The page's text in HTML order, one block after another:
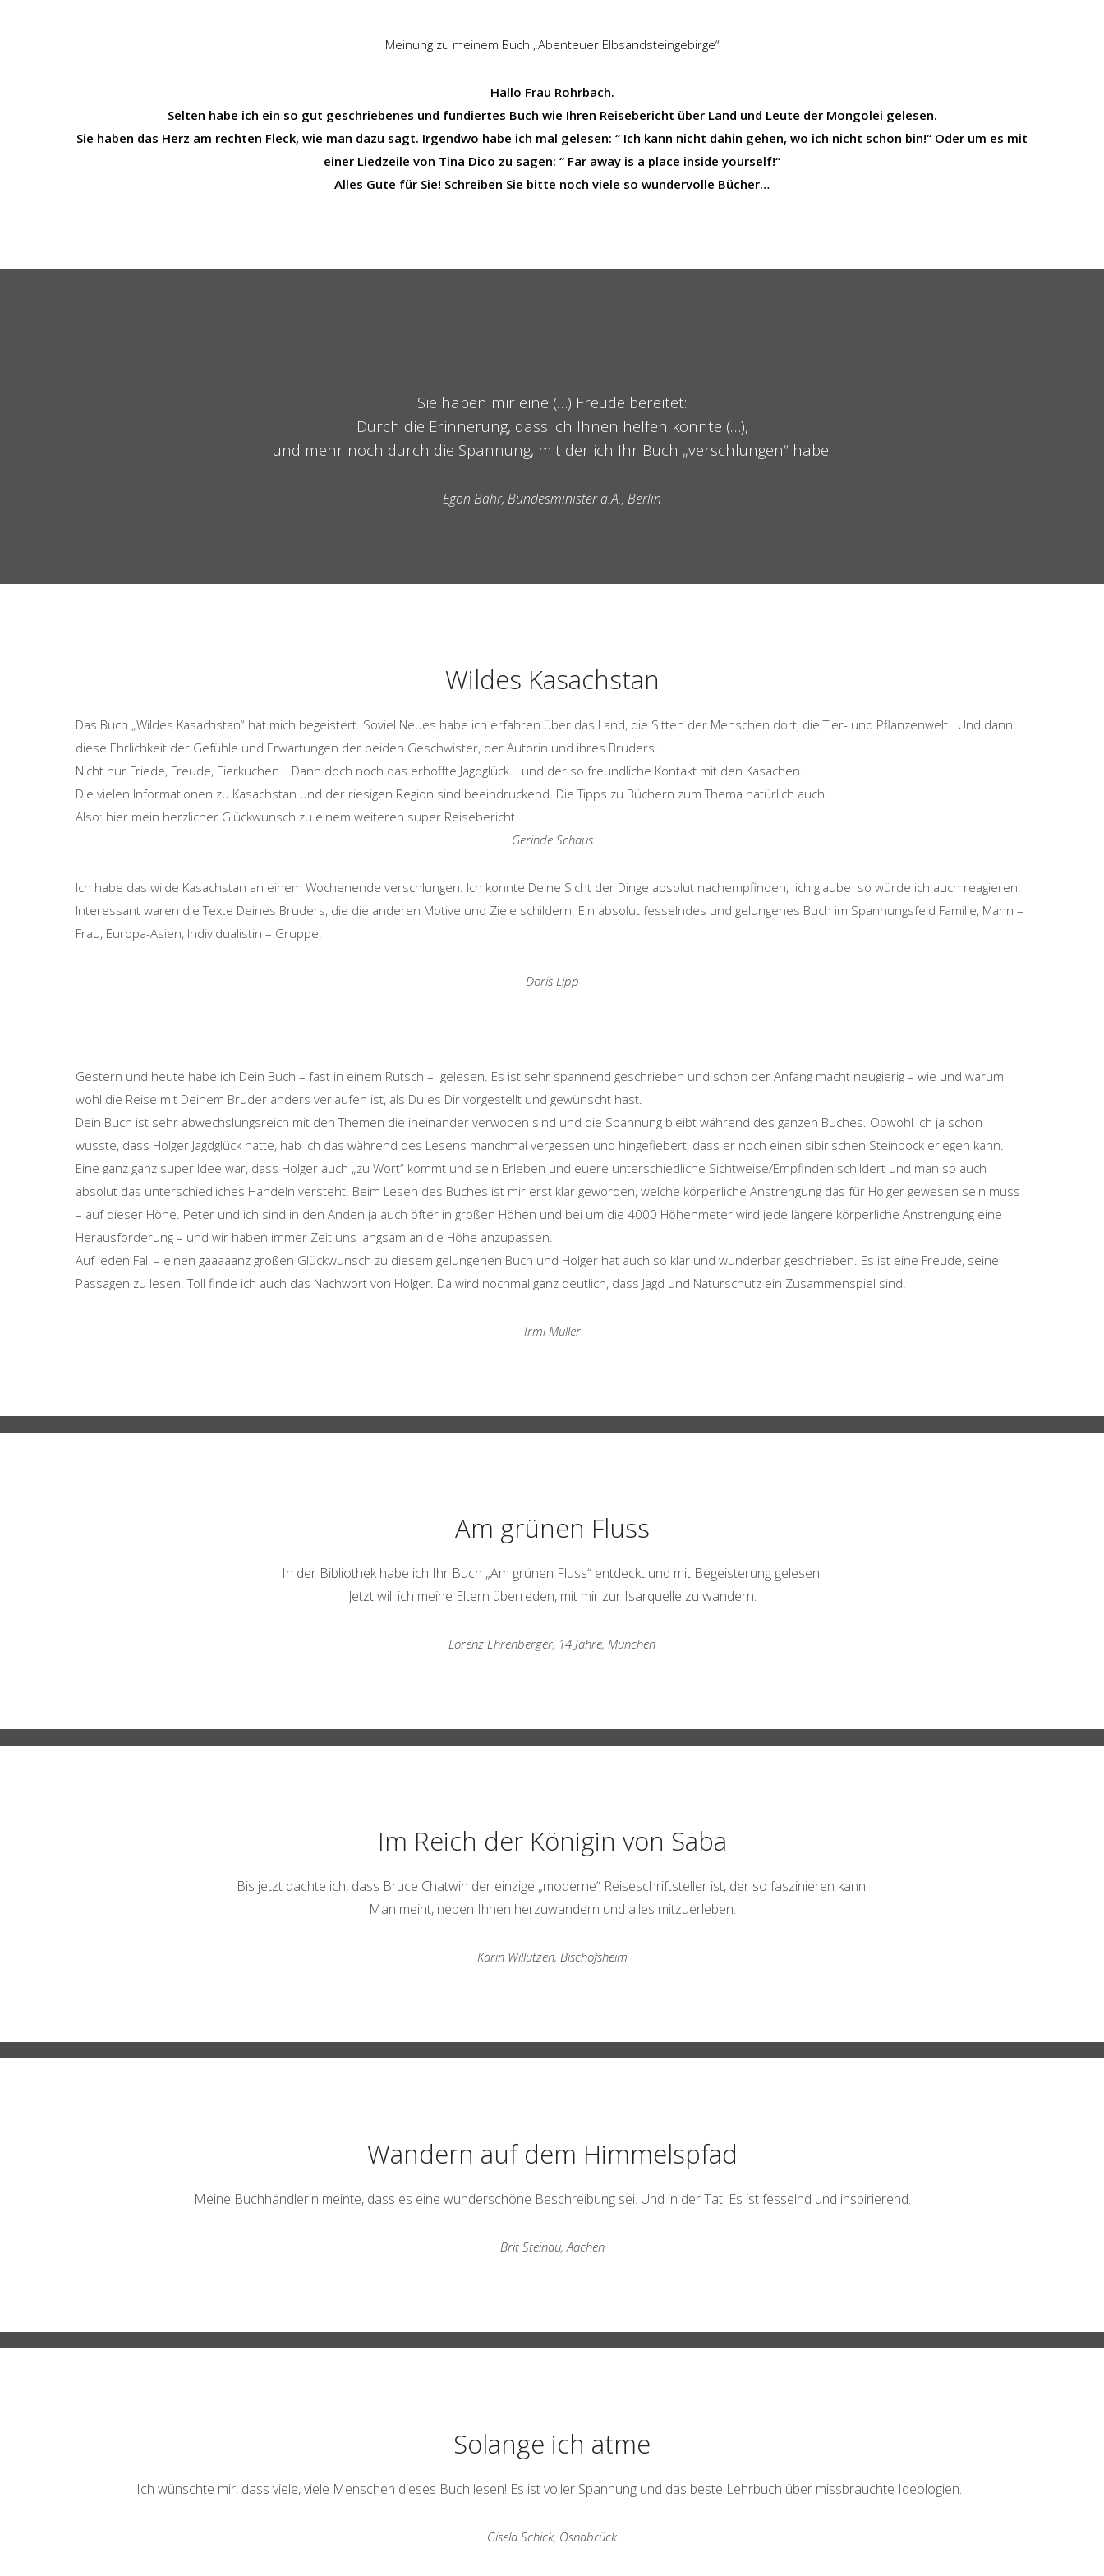
Meinung zu meinem Buch „Abenteuer Elbsandsteingebirge“
Hallo Frau Rohrbach.
Selten habe ich ein so gut geschriebenes und fundiertes Buch wie Ihren Reisebericht über Land und Leute der Mongolei gelesen.
Sie haben das Herz am rechten Fleck, wie man dazu sagt. Irgendwo habe ich mal gelesen: “ Ich kann nicht dahin gehen, wo ich nicht schon bin!“ Oder um es mit
einer Liedzeile von Tina Dico zu sagen: “ Far away is a place inside yourself!“
Alles Gute für Sie! Schreiben Sie bitte noch viele so wundervolle Bücher…
Sie haben mir eine (…) Freude bereitet:
Durch die Erinnerung, dass ich Ihnen helfen konnte (…),
und mehr noch durch die Spannung, mit der ich Ihr Buch „verschlungen“ habe.
Egon Bahr, Bundesminister a.A., Berlin
Wildes Kasachstan
Das Buch „Wildes Kasachstan“ hat mich begeistert. Soviel Neues habe ich erfahren über das Land, die Sitten der Menschen dort, die Tier- und Pflanzenwelt. Und dann
diese Ehrlichkeit der Gefühle und Erwartungen der beiden Geschwister, der Autorin und ihres Bruders.
Nicht nur Friede, Freude, Eierkuchen… Dann doch noch das erhoffte Jagdglück… und der so freundliche Kontakt mit den Kasachen.
Die vielen Informationen zu Kasachstan und der riesigen Region sind beeindruckend. Die Tipps zu Büchern zum Thema natürlich auch.
Also: hier mein herzlicher Glückwunsch zu einem weiteren super Reisebericht.
Gerinde Schaus
Ich habe das wilde Kasachstan an einem Wochenende verschlungen. Ich konnte Deine Sicht der Dinge absolut nachempfinden, ich glaube so würde ich auch reagieren.
Interessant waren die Texte Deines Bruders, die die anderen Motive und Ziele schildern. Ein absolut fesselndes und gelungenes Buch im Spannungsfeld Familie, Mann –
Frau, Europa-Asien, Individualistin – Gruppe.
Doris Lipp
Gestern und heute habe ich Dein Buch – fast in einem Rutsch – gelesen. Es ist sehr spannend geschrieben und schon der Anfang macht neugierig – wie und warum
wohl die Reise mit Deinem Bruder anders verlaufen ist, als Du es Dir vorgestellt und gewünscht hast.
Dein Buch ist sehr abwechslungsreich mit den Themen die ineinander verwoben sind und die Spannung bleibt während des ganzen Buches. Obwohl ich ja schon
wusste, dass Holger Jagdglück hatte, hab ich das während des Lesens manchmal vergessen und hingefiebert, dass er noch einen sibirischen Steinbock erlegen kann.
Eine ganz ganz super Idee war, dass Holger auch „zu Wort“ kommt und sein Erleben und euere unterschiedliche Sichtweise/Empfinden schildert und man so auch
absolut das unterschiedliches Handeln versteht. Beim Lesen des Buches ist mir erst klar geworden, welche körperliche Anstrengung das für Holger gewesen sein muss
– auf dieser Höhe. Peter und ich sind in den Anden ja auch öfter in großen Höhen und bei um die 4000 Höhenmeter wird jede längere körperliche Anstrengung eine
Herausforderung – und wir haben immer Zeit uns langsam an die Höhe anzupassen.
Auf jeden Fall – einen gaaaaanz großen Glückwunsch zu diesem gelungenen Buch und Holger hat auch so klar und wunderbar geschrieben. Es ist eine Freude, seine
Passagen zu lesen. Toll finde ich auch das Nachwort von Holger. Da wird nochmal ganz deutlich, dass Jagd und Naturschutz ein Zusammenspiel sind.
Irmi Müller
Am grünen Fluss
In der Bibliothek habe ich Ihr Buch „Am grünen Fluss“ entdeckt und mit Begeisterung gelesen.
Jetzt will ich meine Eltern überreden, mit mir zur Isarquelle zu wandern.
Lorenz Ehrenberger, 14 Jahre, München
Im Reich der Königin von Saba
Bis jetzt dachte ich, dass Bruce Chatwin der einzige „moderne“ Reiseschriftsteller ist, der so faszinieren kann.
Man meint, neben Ihnen herzuwandern und alles mitzuerleben.
Karin Willutzen, Bischofsheim
Wandern auf dem Himmelspfad
Meine Buchhändlerin meinte, dass es eine wunderschöne Beschreibung sei. Und in der Tat! Es ist fesselnd und inspirierend.
Brit Steinau, Aachen
Solange ich atme
Ich wünschte mir, dass viele, viele Menschen dieses Buch lesen! Es ist voller Spannung und das beste Lehrbuch über missbrauchte Ideologien.
Gisela Schick, Osnabrück